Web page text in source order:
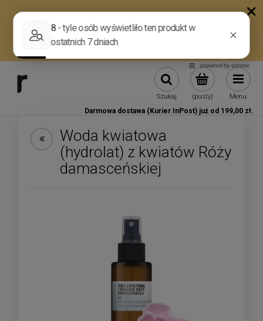
(pusty)
Szukaj Menu
Darmowa dostawa (Kurier InPost) już od 199,00 zł.
Woda kwiatowa
(hydrolat) z kwiatów Róży
damasceńskiej